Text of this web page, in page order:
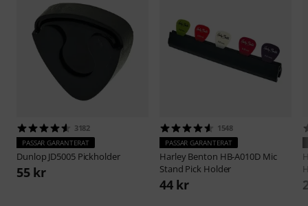
3182
PASSAR GARANTERAT
Dunlop JD5005 Pickholder
55 kr
1548
PASSAR GARANTERAT
Harley Benton HB-A010D Mic
Stand Pick Holder
44 kr